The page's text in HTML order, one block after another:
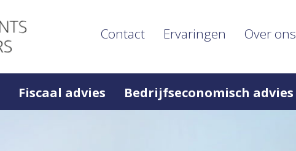
Contact Ervaringen Over ons
Fiscaal advies Bedrijfseconomisch advies